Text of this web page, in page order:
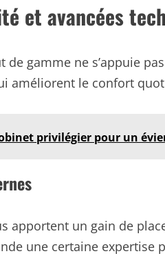
et avancées
de gamme ne s’appuie
améliorent le confort
privilégier pour un
apportent un gain de
une certaine